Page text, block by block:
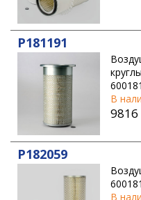
P181191
В
9816
P182059
В